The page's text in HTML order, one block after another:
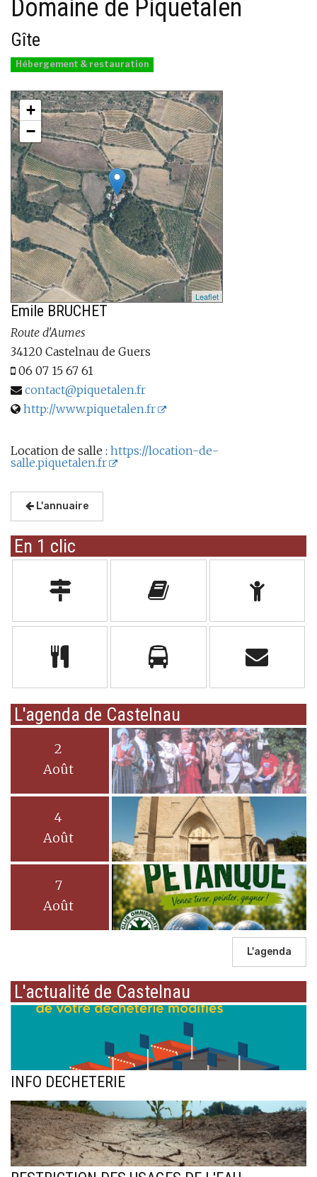
Domaine de Piquetalen
Gîte
Hébergement & restauration
+
−
Leaflet
Emile BRUCHET
Route d'Aumes
34120 Castelnau de Guers
06 07 15 67 61
contact@piquetalen.fr
http://www.piquetalen.fr
Location de salle : https://location-de-
salle.piquetalen.fr
L'annuaire
En 1 clic
L'agenda de Castelnau
2
Août
4
Août
7
Août
L'agenda
L'actualité de Castelnau
INFO DECHETERIE